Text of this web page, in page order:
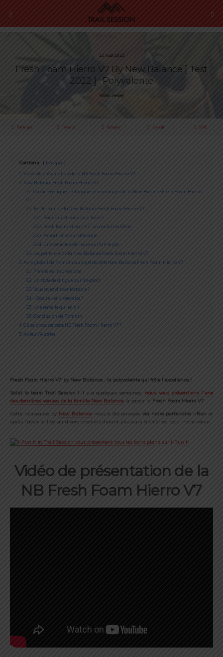
22 Août 2022
Fresh Foam Hierro V7 By New Balance [ Test
2022 ] : Polyvalente
Romain Sempey
Partager Tweeter Épingler E-mail SMS
Contenu Masquer
1 Vidéo de présentation de la NB Fresh Foam Hierro V7
2 New Balance Fresh Foam Hierro V7
2.1 Caractéristiques techniques et avantages de la New Balance Fresh Foam Hierro
V7
2.2 Test terrain de la New Balance Fresh Foam Hierro V7
2.2.1
Pour qui, et pour quoi faire ?
2.2.2 Fresh Foam Hierro V7 : un confort extrême
2.2.3 Amorti et retour d’énergie
2.2.4 Une semelle extérieure qui fait le job
2.3 Les petits +++ de la New Balance Fresh Foam Hierro V7
3 Avis global de Romain au sujet de cette New Balance Fresh Foam Hierro V7
3.1
Premières impressions
3.2 Un style de dingue qui me plaît
3.3 Vous avez dit confortable ?
3.4 « Sécure » et protectrice ?
3.5 Une semelle qui en a !
3.6 Conclusion de Romain
4 Où se procurer cette NB Fresh Foam Hierro V7 ?
5 Auteur/Autrice
Fresh Foam Hierro V7 by New Balance : la polyvalente qui frôle l’excellence !
Salut la team Trail Session ! Il y a quelques semaines, nous vous présentions l’une
des dernières venues de la famille New Balance, à savoir la Fresh Foam Hierro V7
Cette nouveauté by New Balancenous a été envoyée via notre partenaire i-Runet
après l’avoir utilisé sur divers chemins durant plusieurs kilomètres, voici notre retour.
Vidéo de présentation de la
NB Fresh Foam Hierro V7